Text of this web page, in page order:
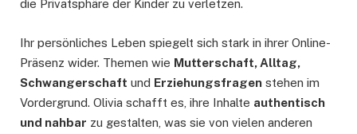
die Privatsphäre der Kinder zu verletzen.
Ihr persönliches Leben spiegelt sich stark in ihrer Online-
Präsenz wider. Themen wie Mutterschaft, Alltag,
Schwangerschaft und Erziehungsfragen stehen im
Vordergrund. Olivia schafft es, ihre Inhalte authentisch
und nahbar zu gestalten, was sie von vielen anderen